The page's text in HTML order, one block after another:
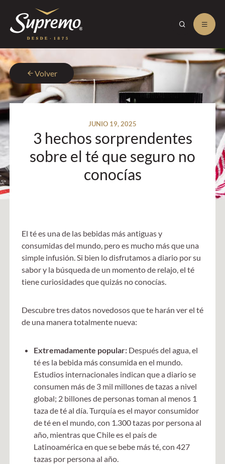
Volver
JUNIO 19, 2025
3 hechos sorprendentes
sobre el té que seguro no
conocías
El té es una de las bebidas más antiguas y
consumidas del mundo, pero es mucho más que una
simple infusión. Si bien lo disfrutamos a diario por su
sabor y la búsqueda de un momento de relajo, el té
tiene curiosidades que quizás no conocías.
Descubre tres datos novedosos que te harán ver el té
de una manera totalmente nueva:
Extremadamente popular: Después del agua, el
té es la bebida más consumida en el mundo.
Estudios internacionales indican que a diario se
consumen más de 3 mil millones de tazas a nivel
global; 2 billones de personas toman al menos 1
taza de té al día. Turquía es el mayor consumidor
de té en el mundo, con 1.300 tazas por persona al
año, mientras que Chile es el país de
Latinoamérica en que se bebe más té, con 427
tazas por persona al año.